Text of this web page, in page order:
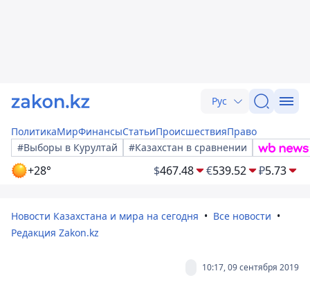
Рус
ПолитикаМирФинансыСтатьиПроисшествияПраво
#Выборы в Курултай
#Казахстан в сравнении
+28° $467.48 €539.52 ₽5.73
Новости Казахстана и мира на сегодня
Все новости
Редакция Zakon.kz
10:17, 09 сентября 2019